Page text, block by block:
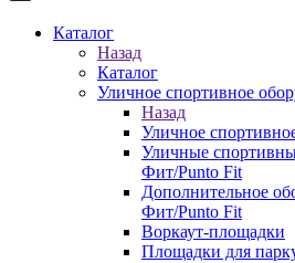
Каталог
Назад
Каталог
Уличное спортивное
Назад
Уличное
Уличные
Фит/Punto Fit
Дополнительное
Фит/Punto Fit
Воркаут-площадки
Площадки для